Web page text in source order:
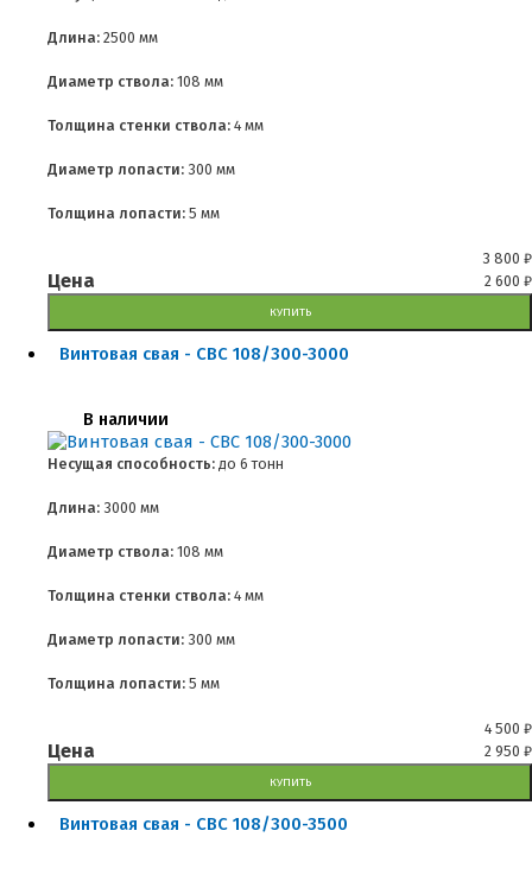
Длина: 2500 мм
Диаметр ствола: 108 мм
Толщина стенки ствола: 4 мм
Диаметр лопасти: 300 мм
Толщина лопасти: 5 мм
3 800 ₽
Цена 2 600 ₽
КУПИТЬ
Винтовая свая - СВС 108/300-3000
В наличии
Несущая способность: до 6 тонн
Длина: 3000 мм
Диаметр ствола: 108 мм
Толщина стенки ствола: 4 мм
Диаметр лопасти: 300 мм
Толщина лопасти: 5 мм
4 500 ₽
Цена 2 950 ₽
КУПИТЬ
Винтовая свая - СВС 108/300-3500